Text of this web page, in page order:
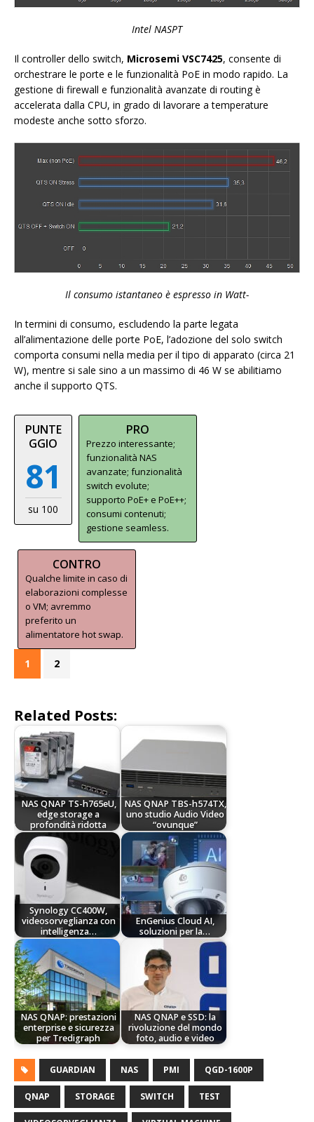
Intel NASPT
Il controller dello switch, Microsemi VSC7425, consente di
orchestrare le porte e le funzionalità PoE in modo rapido. La
gestione di firewall e funzionalità avanzate di routing è
accelerata dalla CPU, in grado di lavorare a temperature
modeste anche sotto sforzo.
Il consumo istantaneo è espresso in Watt-
In termini di consumo, escludendo la parte legata
all’alimentazione delle porte PoE, l’adozione del solo switch
comporta consumi nella media per il tipo di apparato (circa 21
W), mentre si sale sino a un massimo di 46 W se abilitiamo
anche il supporto QTS.
PUNTE
GGIO
81
su 100
PRO
Prezzo interessante;
funzionalità NAS
avanzate; funzionalità
switch evolute;
supporto PoE+ e PoE++;
consumi contenuti;
gestione seamless.
CONTRO
Qualche limite in caso di
elaborazioni complesse
o VM; avremmo
preferito un
alimentatore hot swap.
1 2
Related Posts:
NAS QNAP TS-h765eU,
edge storage a
profondità ridotta
NAS QNAP TBS-h574TX,
uno studio Audio Video
“ovunque”
Synology CC400W,
videosorveglianza con
intelligenza…
EnGenius Cloud AI,
soluzioni per la…
NAS QNAP: prestazioni
enterprise e sicurezza
per Tredigraph
NAS QNAP e SSD: la
rivoluzione del mondo
foto, audio e video
GUARDIAN NAS PMI QGD-1600P
QNAP STORAGE SWITCH TEST